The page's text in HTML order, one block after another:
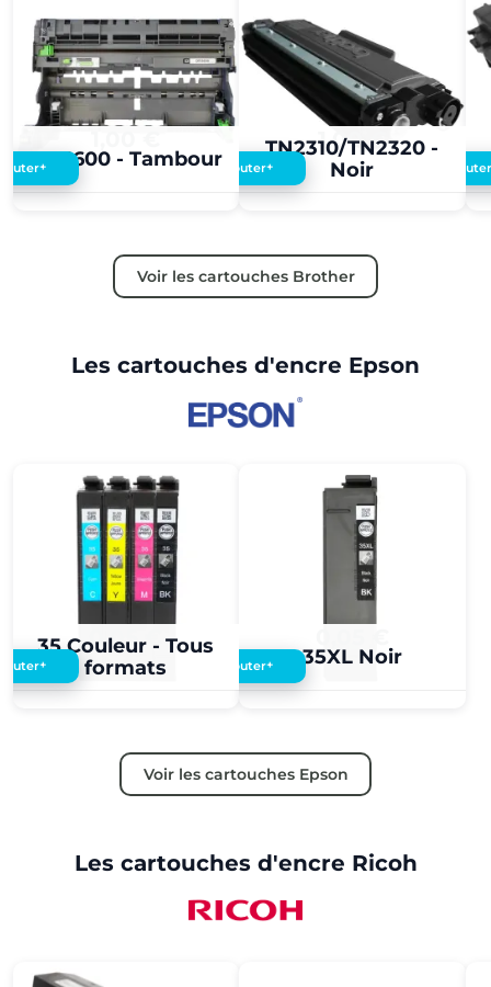
DR3600 - Tambour
+
TN2310/TN2320 -
Noir
1,00 €
Ajouter+
Voir les cartouches Brother
Les cartouches d'encre Epson
35 Couleur - Tous
formats
0,05 €
+ 35XL Noir
Ajouter+
Voir les cartouches Epson
Les cartouches d'encre Ricoh